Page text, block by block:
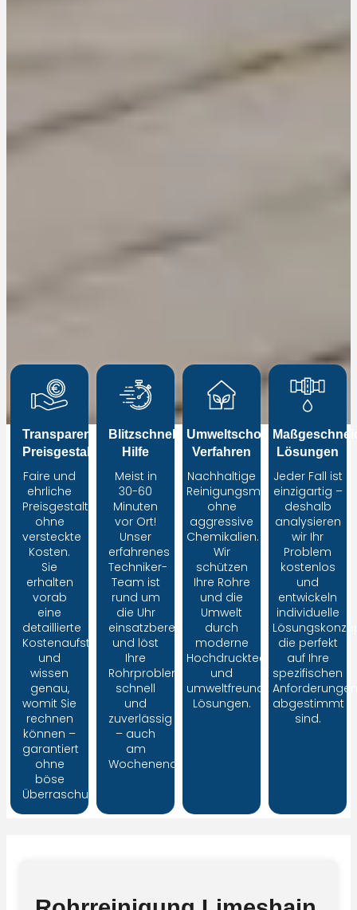
Transparente
Preisgestaltung
Faire und
ehrliche
Preisgestaltung
ohne
versteckte
Kosten.
Sie
erhalten
vorab
eine
detaillierte
Kostenaufstellung
und
wissen
genau,
womit Sie
rechnen
können –
garantiert
ohne
böse
Überraschungen
Blitzschnelle
Hilfe
Meist in
30-60
Minuten
vor Ort!
Unser
erfahrenes
Techniker-
Team ist
rund um
die Uhr
einsatzbereit
und löst
Ihre
Rohrprobleme
schnell
und
zuverlässig
– auch
am
Wochenende.
Umweltschonende
Verfahren
Nachhaltige
Reinigungsmethoden
ohne
aggressive
Chemikalien.
Wir
schützen
Ihre Rohre
und die
Umwelt
durch
moderne
Hochdrucktechnik
und
umweltfreundliche
Lösungen.
Lösungen
Jeder Fall ist
einzigartig –
deshalb
analysieren
wir Ihr
Problem
kostenlos
und
entwickeln
individuelle
die perfekt
auf Ihre
spezifischen
Anforderungen
abgestimmt
sind.